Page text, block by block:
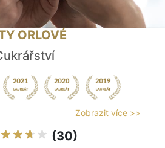
ORLOVÉ
Zobrazit více >>
(30)